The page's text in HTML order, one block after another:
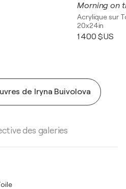
Morning on
Acrylique sur
20x24in
1 400 $US
de Iryna Buivolova
des galeries